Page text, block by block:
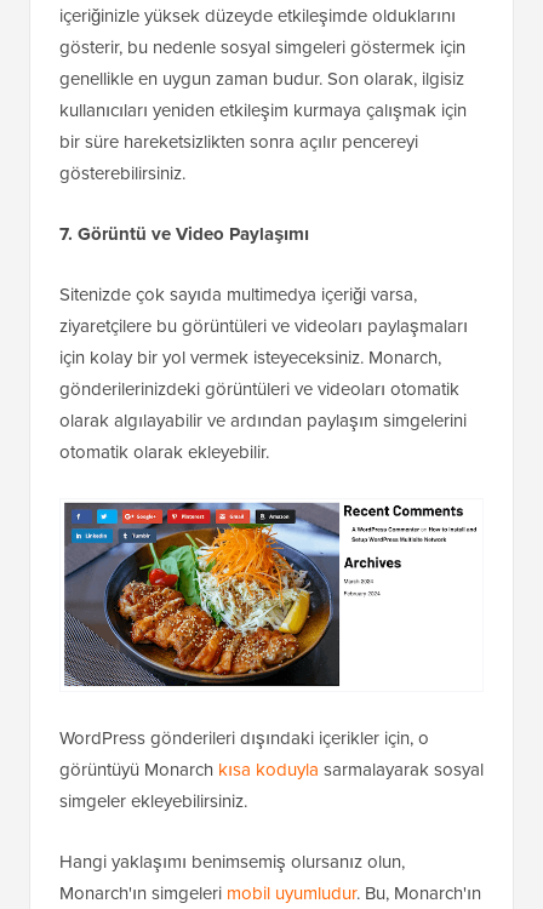
içeriğinizle yüksek düzeyde etkileşimde olduklarını
gösterir, bu nedenle sosyal simgeleri göstermek için
genellikle en uygun zaman budur. Son olarak, ilgisiz
kullanıcıları yeniden etkileşim kurmaya çalışmak için
bir süre hareketsizlikten sonra açılır pencereyi
gösterebilirsiniz.
7. Görüntü ve Video Paylaşımı
Sitenizde çok sayıda multimedya içeriği varsa,
ziyaretçilere bu görüntüleri ve videoları paylaşmaları
için kolay bir yol vermek isteyeceksiniz. Monarch,
gönderilerinizdeki görüntüleri ve videoları otomatik
olarak algılayabilir ve ardından paylaşım simgelerini
otomatik olarak ekleyebilir.
WordPress gönderileri dışındaki içerikler için, o
görüntüyü Monarch kısa koduyla sarmalayarak sosyal
simgeler ekleyebilirsiniz.
Hangi yaklaşımı benimsemiş olursanız olun,
Monarch'ın simgeleri mobil uyumludur. Bu, Monarch'ın